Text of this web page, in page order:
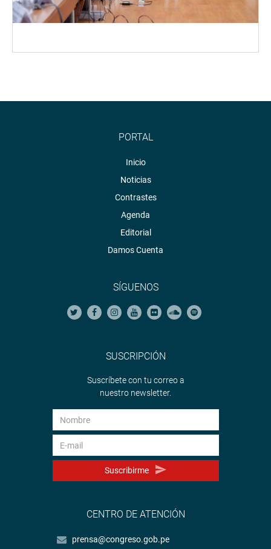
PORTAL
Inicio
Noticias
Contrastes
Agenda
Editorial
Damos Cuenta
SÍGUENOS
SUSCRIPCIÓN
Suscríbete con tu correo a
nuestro newsletter.
Suscribirme
CENTRO DE ATENCIÓN
prensa@congreso.gob.pe